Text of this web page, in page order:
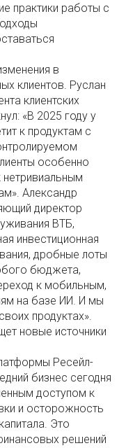
практики работы с
в
клиентов. Руслан
клиентских
«В 2025 году у
к продуктам с
особенно
нетривиальным
Александр
директор
ВТБ,
инвестиционная
дробные лоты
бюджета,
к мобильным,
на базе ИИ. И мы
продуктах».
новые источники
Ресейл-
бизнес сегодня
доступом к
и осторожность
Это
решений